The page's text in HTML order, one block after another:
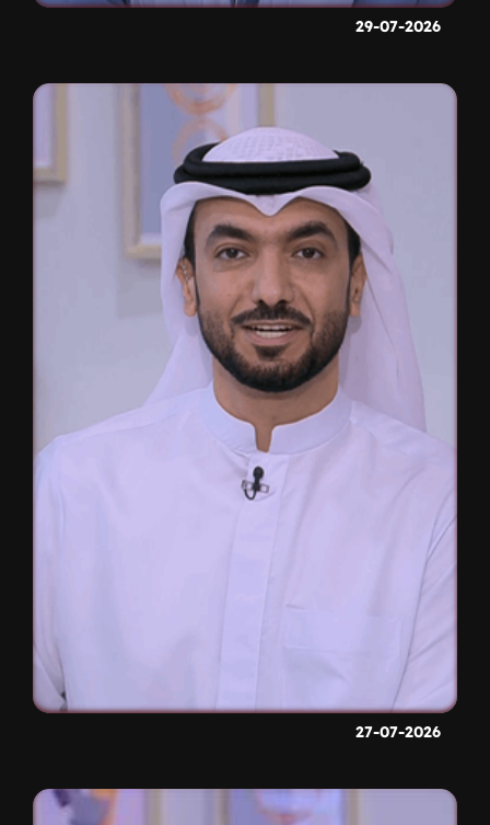
29-07-2026
27-07-2026